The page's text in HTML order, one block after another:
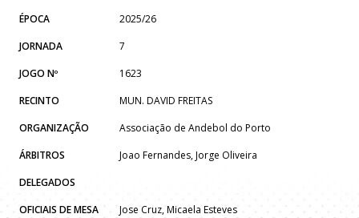
ÉPOCA
2025/26
JORNADA
7
JOGO Nº
1623
RECINTO
MUN. DAVID FREITAS
ORGANIZAÇÃO
Associação de Andebol do Porto
ÁRBITROS
Joao Fernandes, Jorge Oliveira
DELEGADOS
OFICIAIS DE MESA
Jose Cruz, Micaela Esteves